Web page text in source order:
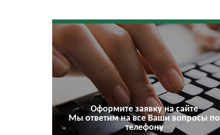
Оформите заявку на сайте
Мы ответим на все Ваши вопросы по
телефону